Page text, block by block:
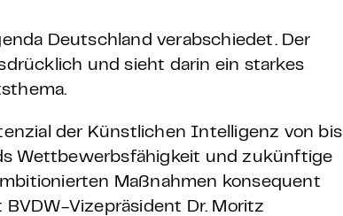
Deutschland verabschiedet. Der
und sieht darin ein starkes
der Künstlichen Intelligenz von bis
Wettbewerbsfähigkeit und zukünftige
Maßnahmen konsequent
Vizepräsident Dr. Moritz